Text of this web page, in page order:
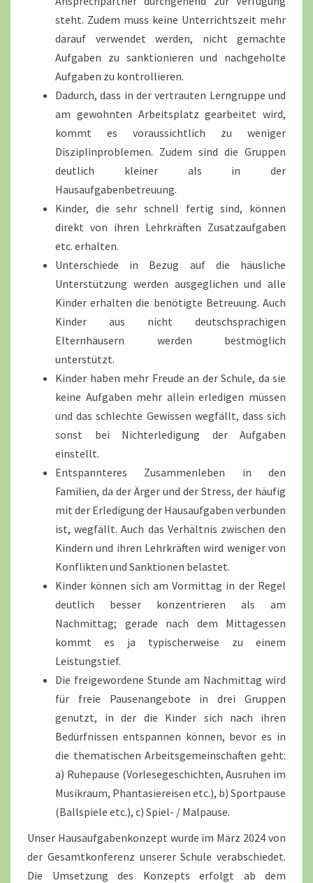
steht. Zudem muss keine Unterrichtszeit mehr
darauf verwendet werden, nicht gemachte
Aufgaben zu sanktionieren und nachgeholte
Aufgaben zu kontrollieren.
Dadurch, dass in der vertrauten Lerngruppe und
am gewohnten Arbeitsplatz gearbeitet wird,
kommt es voraussichtlich zu weniger
Disziplinproblemen. Zudem sind die Gruppen
deutlich kleiner als in der
Hausaufgabenbetreuung.
Kinder, die sehr schnell fertig sind, können
direkt von ihren Lehrkräften Zusatzaufgaben
etc. erhalten.
Unterschiede in Bezug auf die häusliche
Unterstützung werden ausgeglichen und alle
Kinder erhalten die benötigte Betreuung. Auch
Kinder aus nicht deutschsprachigen
Elternhäusern werden bestmöglich
unterstützt.
Kinder haben mehr Freude an der Schule, da sie
keine Aufgaben mehr allein erledigen müssen
und das schlechte Gewissen wegfällt, dass sich
sonst bei Nichterledigung der Aufgaben
einstellt.
Entspannteres Zusammenleben in den
Familien, da der Ärger und der Stress, der häufig
mit der Erledigung der Hausaufgaben verbunden
ist, wegfällt. Auch das Verhältnis zwischen den
Kindern und ihren Lehrkräften wird weniger von
Konflikten und Sanktionen belastet.
Kinder können sich am Vormittag in der Regel
deutlich besser konzentrieren als am
Nachmittag; gerade nach dem Mittagessen
kommt es ja typischerweise zu einem
Leistungstief.
Die freigewordene Stunde am Nachmittag wird
für freie Pausenangebote in drei Gruppen
genutzt, in der die Kinder sich nach ihren
Bedürfnissen entspannen können, bevor es in
die thematischen Arbeitsgemeinschaften geht:
a) Ruhepause (Vorlesegeschichten, Ausruhen im
Musikraum, Phantasiereisen etc.), b) Sportpause
(Ballspiele etc.), c) Spiel- / Malpause.
Unser Hausaufgabenkonzept wurde im März 2024 von
der Gesamtkonferenz unserer Schule verabschiedet.
Die Umsetzung des Konzepts erfolgt ab dem